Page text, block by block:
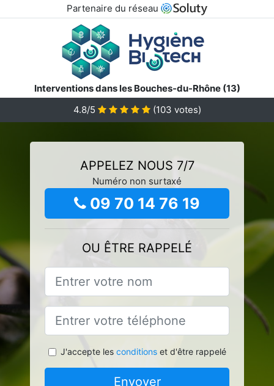
Partenaire du réseau
Interventions dans les Bouches-du-Rhône (13)
4.8/5
(103 votes)
APPELEZ NOUS 7/7
Numéro non surtaxé
09 70 14 76 19
OU ÊTRE RAPPELÉ
J'accepte les conditionset d'être rappelé
Envoyer